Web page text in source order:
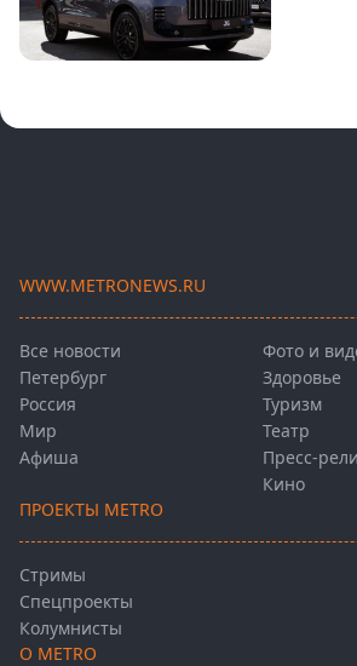
WWW.METRONEWS.RU
Все новости
Петербург
Россия
Мир
Афиша
Фото и
Здоровье
Туризм
Театр
Пресс-
Кино
ПРОЕКТЫ METRO
Стримы
Спецпроекты
Колумнисты
О METRO